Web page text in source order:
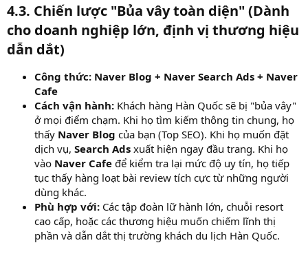
4.3. Chiến lược "Bủa vây toàn diện" (Dành
cho doanh nghiệp lớn, định vị thương hiệu
dẫn dắt)
Công thức: Naver Blog + Naver Search Ads + Naver
Cafe
Cách vận hành: Khách hàng Hàn Quốc sẽ bị "bủa vây"
ở mọi điểm chạm. Khi họ tìm kiếm thông tin chung, họ
thấy Naver Blog của bạn (Top SEO). Khi họ muốn đặt
dịch vụ, Search Ads xuất hiện ngay đầu trang. Khi họ
vào Naver Cafe để kiểm tra lại mức độ uy tín, họ tiếp
tục thấy hàng loạt bài review tích cực từ những người
dùng khác.
Phù hợp với: Các tập đoàn lữ hành lớn, chuỗi resort
cao cấp, hoặc các thương hiệu muốn chiếm lĩnh thị
phần và dẫn dắt thị trường khách du lịch Hàn Quốc.